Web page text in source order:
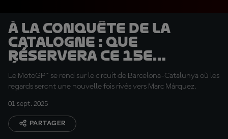
À la conquête de la
Catalogne : Que
réservera ce 15e
épisode ?
Le MotoGP™ se rend sur le circuit de Barcelona-Catalunya où les
regards seront une nouvelle fois rivés vers Marc Márquez.
01 sept. 2025
PARTAGER